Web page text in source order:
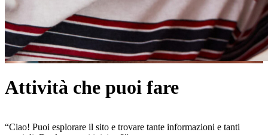
Attività che puoi fare
“Ciao! Puoi esplorare il sito e trovare tante informazioni e tanti